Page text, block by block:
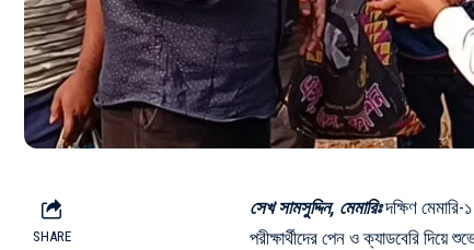
SHARE
সেখ সামসুদ্দিন, মেমারিঃদক্ষিণ
পরীক্ষার্থীদের পেন ও ক্যাডবেরি